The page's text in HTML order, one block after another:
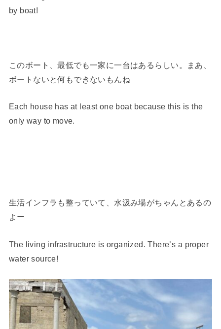
by boat!
このボート、最低でも一家に一台はあるらしい。まあ、
ボートないと何もできないもんね
Each house has at least one boat because this is the
only way to move.
生活インフラも整っていて、水汲み場がちゃんとあるの
よー
The living infrastructure is organized. There’s a proper
water source!